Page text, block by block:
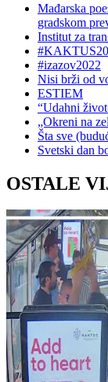
Mađarska
gradskom
Institut za
#izazov2022
Nisi brži od
ESTIEM
“Udahni
„Okreni na
Šta sve
Svetski dan
OSTALE